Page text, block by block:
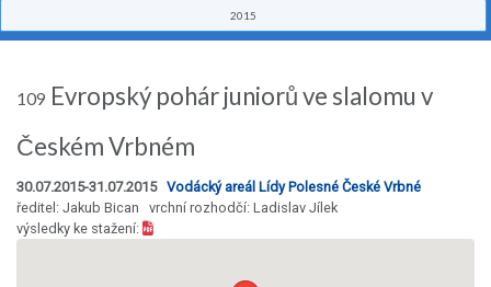
2015
109 Evropský pohár juniorů ve slalomu v
Českém Vrbném
30.07.2015-31.07.2015 Vodácký areál Lídy Polesné České Vrbné
ředitel: Jakub Bican vrchní rozhodčí: Ladislav Jílek
výsledky ke stažení: